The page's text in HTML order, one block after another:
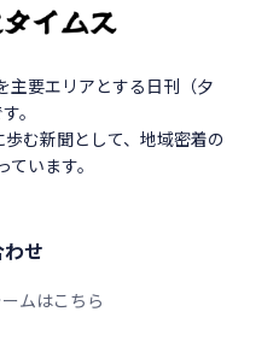
主要エリアとする日刊（夕
。
む新聞として、地域密着の
います。
せ
ムはこちら